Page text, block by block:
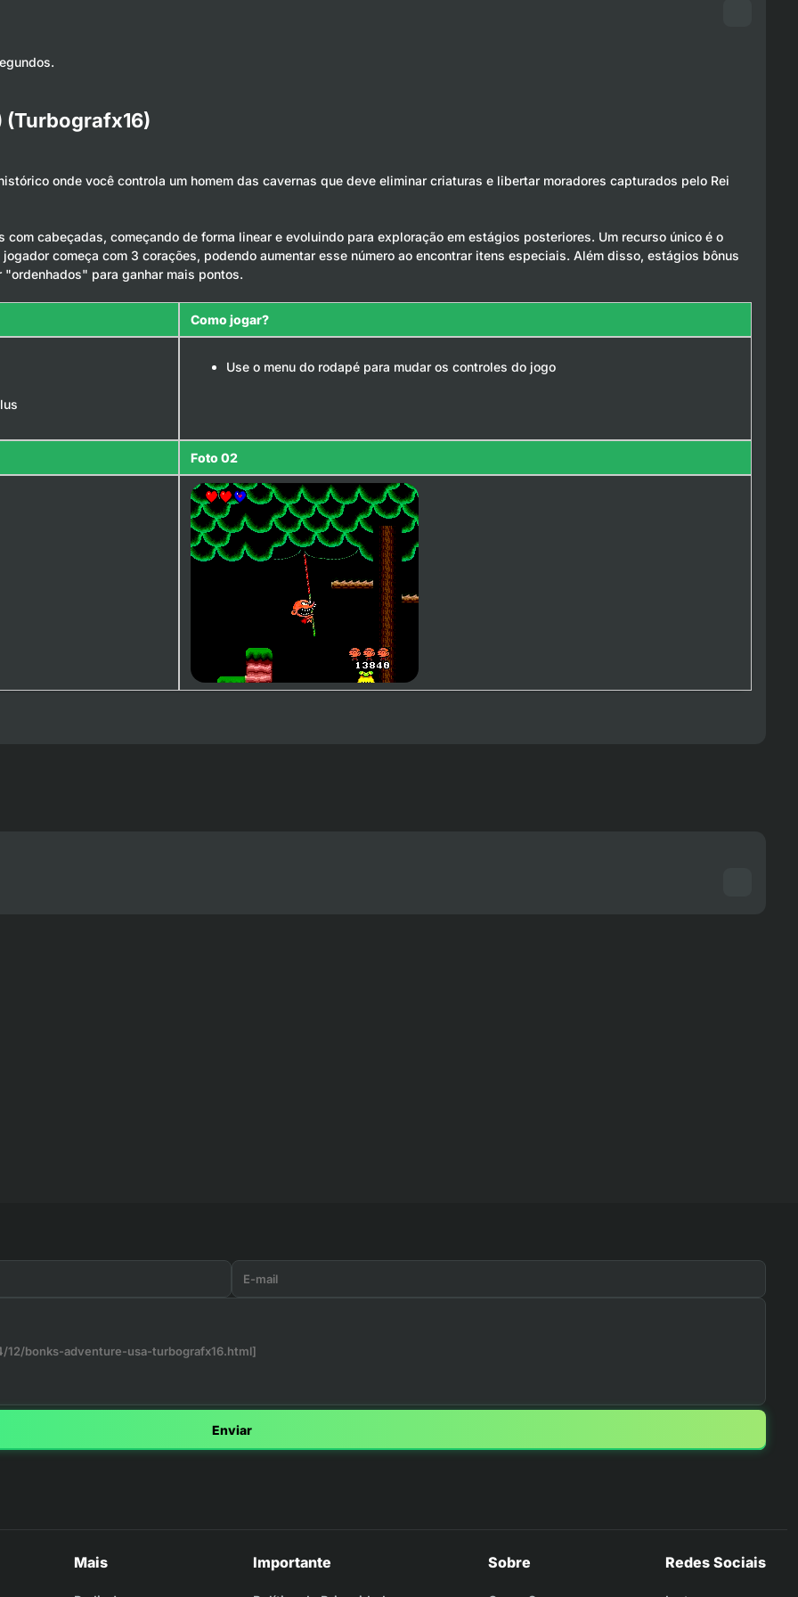
(Turbografx16)
onde você controla um homem das cavernas que deve eliminar criaturas e libertar moradores capturados pelo Rei
cabeçadas, começando de forma linear e evoluindo para exploração em estágios posteriores. Um recurso único é o
começa com 3 corações, podendo aumentar esse número ao encontrar itens especiais. Além disso, estágios bônus
para ganhar mais pontos.
Como jogar?
Use o menu do rodapé para mudar os controles do jogo
Foto 02
Enviar
Mais Importante Sobre Redes Sociais